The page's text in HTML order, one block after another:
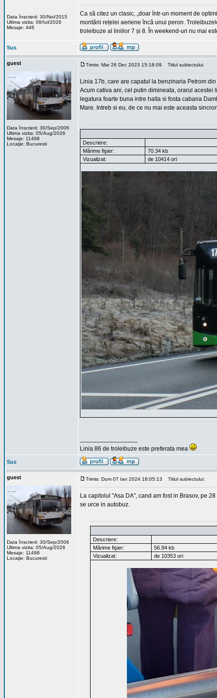
Data înscrierii: 30/Noi/2015
Ultima vizita: 08/Iul/2026
Mesaje: 446
Ca să citez un clasic, „doar într-un moment de
montării rețelei aeriene încă unui peron.
troleibuze al liniilor 7 și 8. În weekend-uri nu mai
Sus
guest
Data înscrierii: 30/Sep/2006
Ultima vizita: 05/Aug/2026
Mesaje: 11498
Locaţie: Bucuresti
Trimis: Mar 26 Dec 2023 15:18:09 Titlul subiectului:
Linia 17b, care are capatul la benzinaria Petrom
Acum cativa ani, cel putin dimineata, orarul
legatura foarte buna intre halta si fosta cabana
Mare. Intreb si eu, de ce nu mai este aceasta
Descriere:
Mărime fişier:
70.34 kb
Vizualizat:
de 10414 ori
Linia 86 de troleibuze este preferata mea
Sus
guest
Data înscrierii: 30/Sep/2006
Ultima vizita: 05/Aug/2026
Mesaje: 11498
Locaţie: Bucuresti
Trimis: Dum 07 Ian 2024 18:05:13 Titlul subiectului:
La capitolul "Asa DA", cand am fost in Brasov, pe
se urce in autobuz.
Descriere:
Mărime fişier:
56.94 kb
Vizualizat:
de 10353 ori